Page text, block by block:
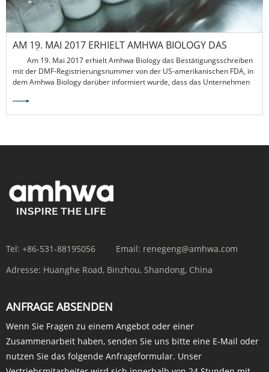
AM 19. MAI 2017 ERHIELT AMHWA BIOLOGY DAS
BESTÄTIGUNGSSCHREIBEN DER DMF-
REGISTRIERUNGSNUMMER VON DER US-
AMERIKANISCHEN FDA
Am 19. Mai 2017 erhielt Amhwa Biology das Bestätigungsschreiben
mit der DMF-Registrierungsnummer von der US-amerikanischen FDA, in
dem Amhwa Biology darüber informiert wurde, dass das Unternehmen
Tel: +86-531-88195056 Email: renegeng@amhwa.com
Adresse: Huanghe Road, Binzhou, Shandong, China
ANFRAGE ABSENDEN
Wenn Sie Fragen zu einem Angebot oder einer
Zusammenarbeit haben, senden Sie uns bitte eine E-Mail oder
nutzen Sie das folgende Anfrageformular. Unser